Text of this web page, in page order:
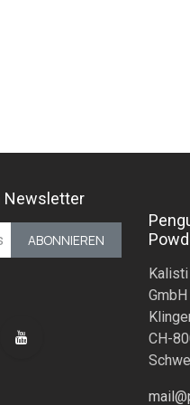
Newsletter
ABONNIEREN
GmbH
CH-